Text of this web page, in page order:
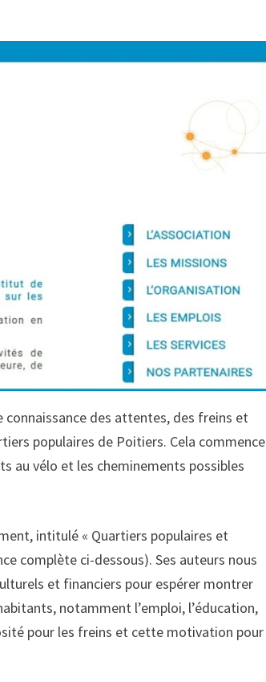
des attentes, des freins et
populaires de Poitiers. Cela commence
au vélo et les cheminements possibles
intitulé « Quartiers populaires et
complète ci-dessous). Ses auteurs nous
et financiers pour espérer montrer
notamment l’emploi, l’éducation,
pour les freins et cette motivation pour